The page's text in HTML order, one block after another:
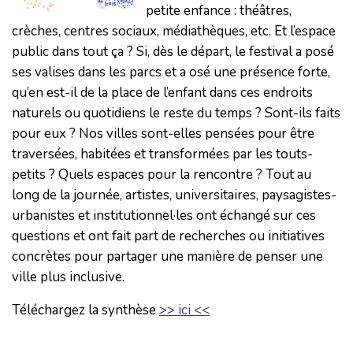
petite enfance : théâtres,
crèches, centres sociaux, médiathèques, etc. Et l’espace
public dans tout ça ? Si, dès le départ, le festival a posé
ses valises dans les parcs et a osé une présence forte,
qu’en est-il de la place de l’enfant dans ces endroits
naturels ou quotidiens le reste du temps ? Sont-ils faits
pour eux ? Nos villes sont-elles pensées pour être
traversées, habitées et transformées par les touts-
petits ? Quels espaces pour la rencontre ? Tout au
long de la journée, artistes, universitaires, paysagistes-
urbanistes et institutionnel·les ont échangé sur ces
questions et ont fait part de recherches ou initiatives
concrètes pour partager une manière de penser une
ville plus inclusive.
Téléchargez la synthèse>> ici <<